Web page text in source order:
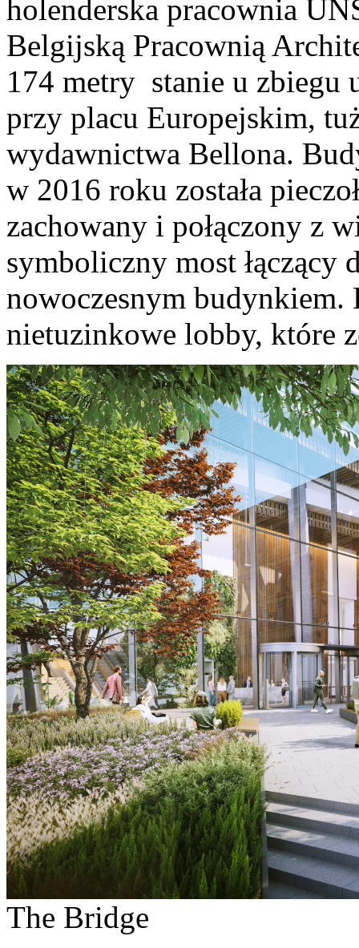
holenderska pracownia
Belgijską Pracownią
174 metry stanie u
przy placu Europejskim,
wydawnictwa Bellona.
w 2016 roku została
zachowany i połączony z
symboliczny most łączący
nowoczesnym budynkiem.
nietuzinkowe lobby, które
The Bridge